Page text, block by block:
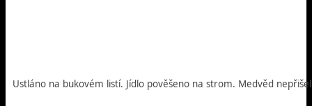
Ustláno na bukovém listí. Jídlo pověšeno na strom. Medvěd